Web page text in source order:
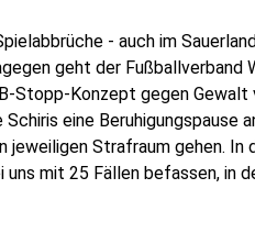
- auch im
geht der Fußballverband
Stopp-Konzept gegen Gewalt
eine Beruhigungspause
jeweiligen Strafraum gehen. In
mit 25 Fällen befassen, in